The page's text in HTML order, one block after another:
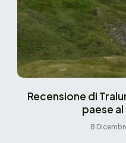
Recensione di
paese
8